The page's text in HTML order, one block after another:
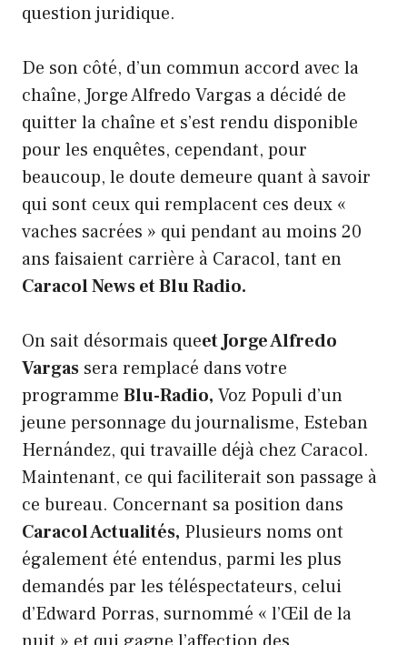
question juridique.
De son côté, d’un commun accord avec la
chaîne, Jorge Alfredo Vargas a décidé de
quitter la chaîne et s’est rendu disponible
pour les enquêtes, cependant, pour
beaucoup, le doute demeure quant à savoir
qui sont ceux qui remplacent ces deux «
vaches sacrées » qui pendant au moins 20
ans faisaient carrière à Caracol, tant en
Caracol News et Blu Radio.
On sait désormais queet Jorge Alfredo
Vargas sera remplacé dans votre
programme Blu-Radio, Voz Populi d’un
jeune personnage du journalisme, Esteban
Hernández, qui travaille déjà chez Caracol.
Maintenant, ce qui faciliterait son passage à
ce bureau. Concernant sa position dans
Caracol Actualités, Plusieurs noms ont
également été entendus, parmi les plus
demandés par les téléspectateurs, celui
d’Edward Porras, surnommé « l’Œil de la